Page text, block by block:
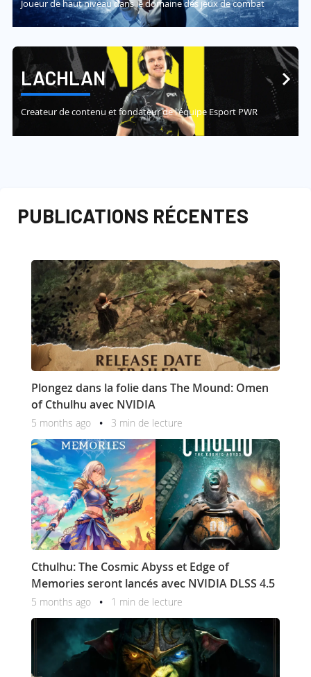
Joueur de haut niveau dans le domaine des jeux de combat
LACHLAN
Createur de contenu et fondateur de l'équipe Esport PWR
PUBLICATIONS RÉCENTES
Plongez dans la folie dans The Mound: Omen
of Cthulhu avec NVIDIA
5 months ago 3 min de lecture
Cthulhu: The Cosmic Abyss et Edge of
Memories seront lancés avec NVIDIA DLSS 4.5
5 months ago 1 min de lecture